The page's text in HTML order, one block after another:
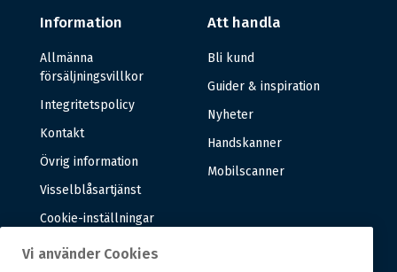
Information
Allmänna
försäljningsvillkor
Integritetspolicy
Kontakt
Övrig information
Visselblåsartjänst
Cookie-inställningar
Att handla
Bli kund
Guider & inspiration
Nyheter
Handskanner
Mobilscanner
Vi använder Cookies